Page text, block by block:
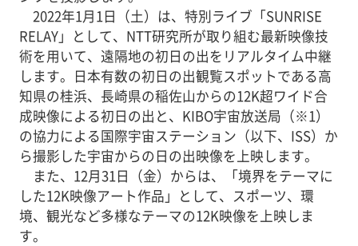
2022年1月1日（土）は、特別ライブ「SUNRISE
RELAY」として、NTT研究所が取り組む最新映像技
術を用いて、遠隔地の初日の出をリアルタイム中継
します。日本有数の初日の出観覧スポットである高
知県の桂浜、長崎県の稲佐山からの12K超ワイド合
成映像による初日の出と、KIBO宇宙放送局（※1）
の協力による国際宇宙ステーション（以下、ISS）か
ら撮影した宇宙からの日の出映像を上映します。
また、12月31日（金）からは、「境界をテーマに
した12K映像アート作品」として、スポーツ、環
境、観光など多様なテーマの12K映像を上映しま
す。